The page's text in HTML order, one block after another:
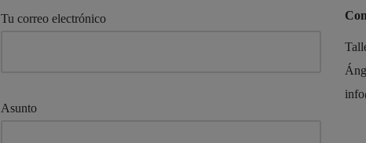
Tu correo electrónico
Asunto